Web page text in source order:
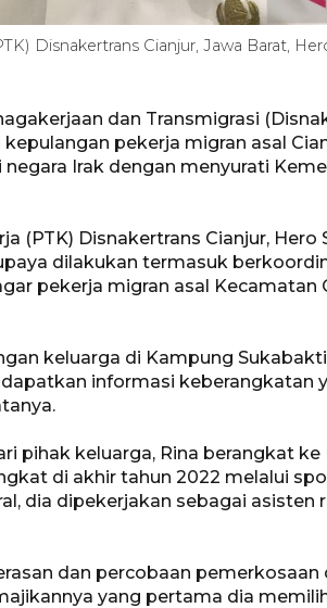
Disnakertrans Cianjur, Jawa Barat,
dan Transmigrasi
pekerja migran asal
Irak dengan menyurati
(PTK) Disnakertrans Cianjur, Hero
dilakukan termasuk
pekerja migran asal Kecamatan
keluarga di Kampung
informasi keberangkatan
pihak keluarga, Rina berangkat ke
di akhir tahun 2022 melalui
dia dipekerjakan sebagai asisten
dan percobaan pemerkosaan
yang pertama dia